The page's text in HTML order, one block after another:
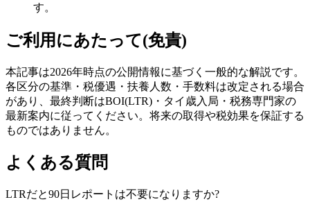
す。
ご利用にあたって(免責)
本記事は2026年時点の公開情報に基づく一般的な解説です。
各区分の基準・税優遇・扶養人数・手数料は改定される場合
があり、最終判断はBOI(LTR)・タイ歳入局・税務専門家の
最新案内に従ってください。将来の取得や税効果を保証する
ものではありません。
よくある質問
LTRだと90日レポートは不要になりますか?